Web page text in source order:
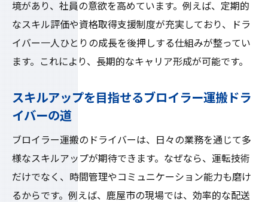
境があり、社員の意欲を高めています。例えば、定期的
なスキル評価や資格取得支援制度が充実しており、ドラ
イバー一人ひとりの成長を後押しする仕組みが整ってい
ます。これにより、長期的なキャリア形成が可能です。
スキルアップを目指せるブロイラー運搬ドラ
イバーの道
ブロイラー運搬のドライバーは、日々の業務を通じて多
様なスキルアップが期待できます。なぜなら、運転技術
だけでなく、時間管理やコミュニケーション能力も磨け
るからです。例えば、鹿屋市の現場では、効率的な配送